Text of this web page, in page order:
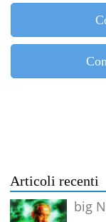
Articoli recenti
big